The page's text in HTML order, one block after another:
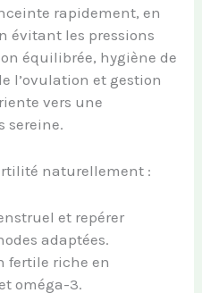
rapidement, en
évitant les pressions
équilibrée, hygiène de
l’ovulation et gestion
vers une
sereine.
naturellement :
et repérer
adaptées.
fertile riche en
oméga-3.